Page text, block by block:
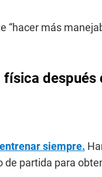
“hacer más
después
siempre.
de partida para